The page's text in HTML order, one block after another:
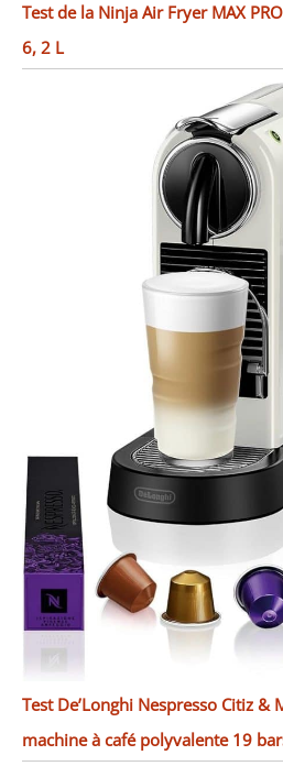
Test de la Ninja Air Fryer MAX
6, 2 L
Test De’Longhi Nespresso Citiz &
machine à café polyvalente 19